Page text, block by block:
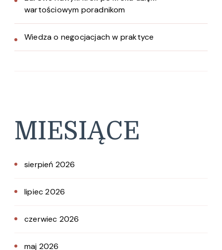
wartościowym poradnikom
Wiedza o negocjacjach w praktyce
MIESIĄCE
sierpień 2026
lipiec 2026
czerwiec 2026
maj 2026